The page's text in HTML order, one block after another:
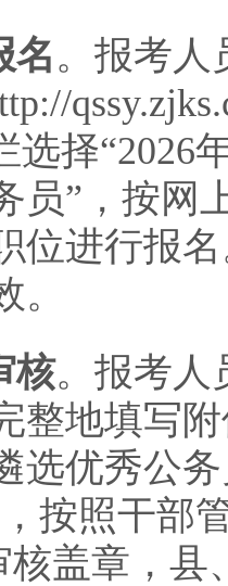
名。报考人
选择“2026
员”，按网
位进行报
核。报考人
整地填写
选优秀公
按照干部
核盖章，县